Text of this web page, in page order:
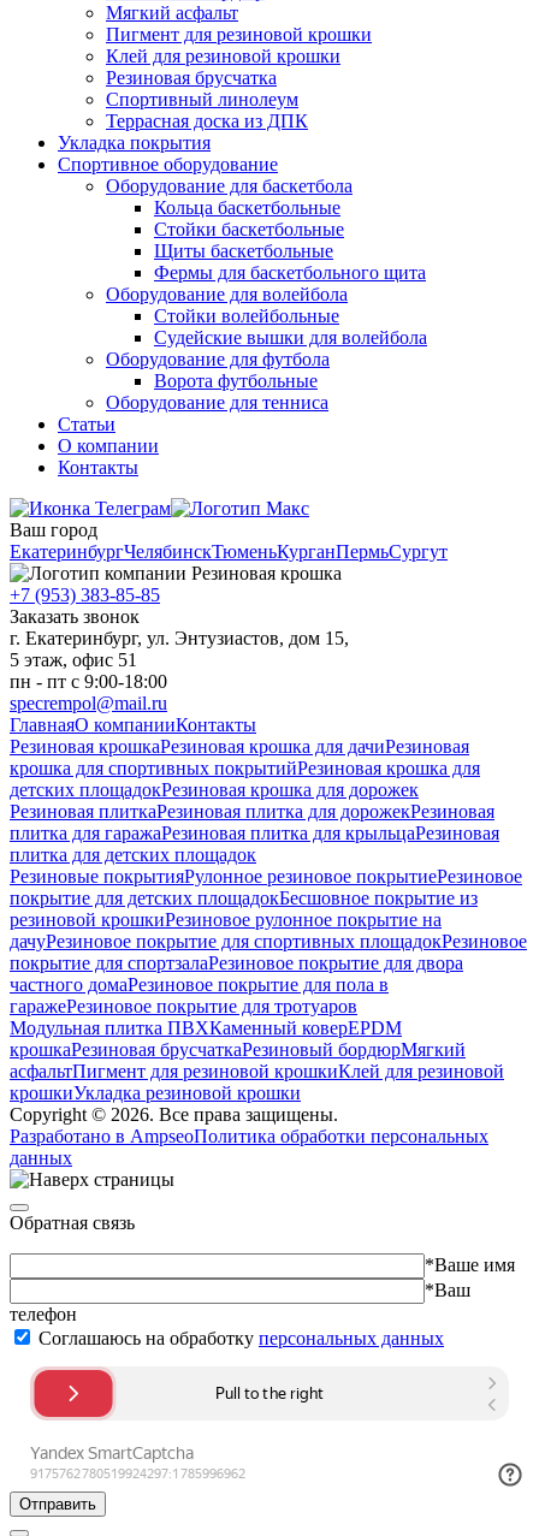
Мягкий асфальт
Пигмент для резиновой крошки
Клей для резиновой крошки
Резиновая брусчатка
Спортивный линолеум
Террасная доска из ДПК
Укладка покрытия
Спортивное оборудование
Оборудование для баскетбола
Кольца баскетбольные
Стойки баскетбольные
Щиты баскетбольные
Фермы для баскетбольного щита
Оборудование для волейбола
Стойки волейбольные
Судейские вышки для волейбола
Оборудование для футбола
Ворота футбольные
Оборудование для тенниса
Статьи
О компании
Контакты
Ваш город
ЕкатеринбургЧелябинскТюменьКурганПермьСургут
+7 (953) 383-85-85
Заказать звонок
г. Екатеринбург, ул. Энтузиастов, дом 15,
5 этаж, офис 51
пн - пт с 9:00-18:00
specrempol@mail.ru
ГлавнаяО компанииКонтакты
Резиновая крошкаРезиновая крошка для дачиРезиновая
крошка для спортивных покрытийРезиновая крошка для
детских площадокРезиновая крошка для дорожек
Резиновая плиткаРезиновая плитка для дорожекРезиновая
плитка для гаражаРезиновая плитка для крыльцаРезиновая
плитка для детских площадок
Резиновые покрытияРулонное резиновое покрытиеРезиновое
покрытие для детских площадокБесшовное покрытие из
резиновой крошкиРезиновое рулонное покрытие на
дачуРезиновое покрытие для спортивных площадокРезиновое
покрытие для спортзалаРезиновое покрытие для двора
частного домаРезиновое покрытие для пола в
гаражеРезиновое покрытие для тротуаров
Модульная плитка ПВХКаменный коверEPDM
крошкаРезиновая брусчаткаРезиновый бордюрМягкий
асфальтПигмент для резиновой крошкиКлей для резиновой
крошкиУкладка резиновой крошки
Copyright © 2026. Все права защищены.
Разработано в AmpseoПолитика обработки персональных
данных
Обратная связь
*Ваше имя
*Ваш
телефон
Соглашаюсь на обработку персональных данных
Отправить